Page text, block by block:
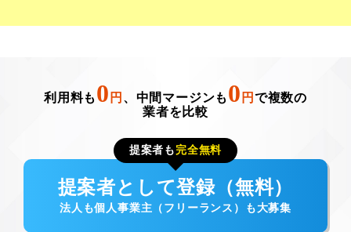
利用料も 0 円 、中間マージンも 0 円 で複数の
業者を比較
提案者も 完全無料
提案者として登録（無料）
法人も個人事業主（フリーランス）も大募集